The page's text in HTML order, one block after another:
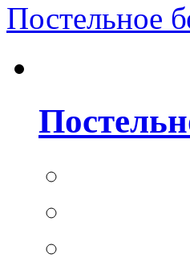
Постельное